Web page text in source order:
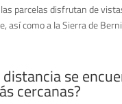
parcelas disfrutan de
así como a la Sierra de
distancia se
cercanas?